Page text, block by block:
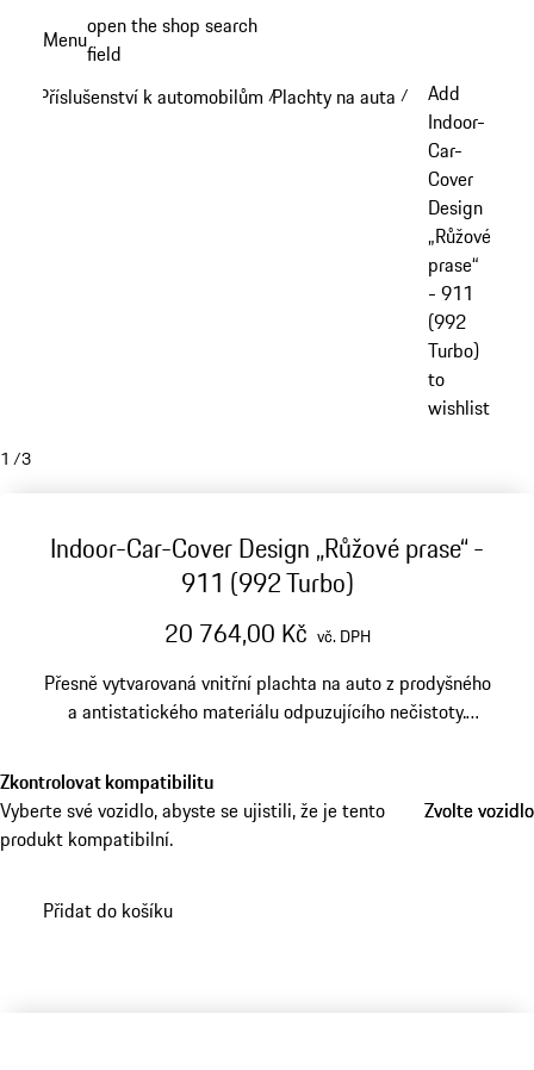
obsahu
Menuopen the shop search
field
Příslušenství k automobilům /Plachty na auta /
Add
Indoor-
Car-
Cover
Design
„Růžové
prase“
- 911
(992
Turbo)
to
wishlist
1 /3
Indoor-Car-Cover Design „Růžové prase“ -
911 (992 Turbo)
20 764,00 Kč vč. DPH
Přesně vytvarovaná vnitřní plachta na auto z prodyšného
a antistatického materiálu odpuzujícího nečistoty.
Zkontrolovat kompatibilitu
Vyberte své vozidlo, abyste se ujistili, že je tento
produkt kompatibilní.
Zvolte vozidlo
Zvolte vozidlo
Přidat do košíku